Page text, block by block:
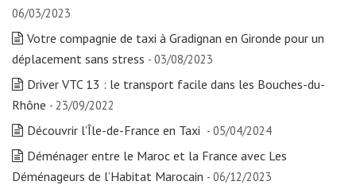
06/03/2023
Votre compagnie de taxi à Gradignan en Gironde pour un
déplacement sans stress - 03/08/2023
Driver VTC 13 : le transport facile dans les Bouches-du-
Rhône - 23/09/2022
Découvrir l’Île-de-France en Taxi - 05/04/2024
Déménager entre le Maroc et la France avec Les
Déménageurs de l’Habitat Marocain - 06/12/2023